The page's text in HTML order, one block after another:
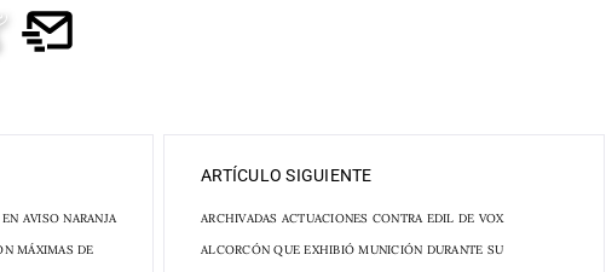
AVISO NARANJA
MÁXIMAS DE
ARTÍCULO SIGUIENTE
ARCHIVADAS ACTUACIONES CONTRA EDIL DE VOX
ALCORCÓN QUE EXHIBIÓ MUNICIÓN DURANTE SU